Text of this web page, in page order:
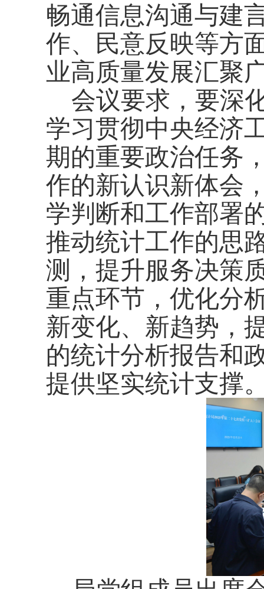
畅通信息沟通与建
作、民意反映等方
业高质量发展汇聚
会议要求，要深
学习贯彻中央经济
期的重要政治任务
作的新认识新体会
学判断和工作部署
推动统计工作的思
测，提升服务决策
重点环节，优化分
新变化、新趋势，
的统计分析报告和
提供坚实统计支撑